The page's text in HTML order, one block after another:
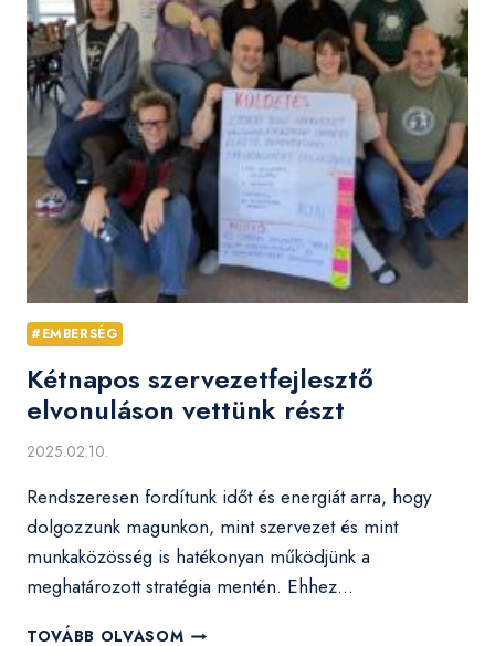
#EMBERSÉG
Kétnapos szervezetfejlesztő
elvonuláson vettünk részt
2025.02.10.
Rendszeresen fordítunk időt és energiát arra, hogy
dolgozzunk magunkon, mint szervezet és mint
munkaközösség is hatékonyan működjünk a
meghatározott stratégia mentén. Ehhez…
TOVÁBB OLVASOM KÉTNAPOS